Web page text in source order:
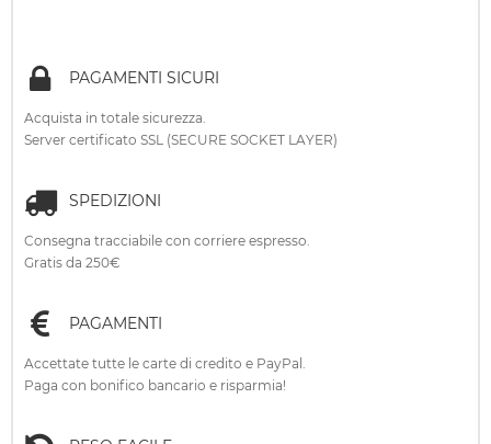
PAGAMENTI SICURI
Acquista in totale sicurezza.
Server certificato SSL (SECURE SOCKET LAYER)
SPEDIZIONI
Consegna tracciabile con corriere espresso.
Gratis da 250€
PAGAMENTI
Accettate tutte le carte di credito e PayPal.
Paga con bonifico bancario e risparmia!